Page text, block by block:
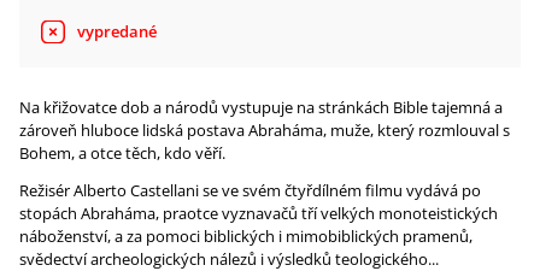
vypredané
Na křižovatce dob a národů vystupuje na stránkách Bible tajemná a
zároveň hluboce lidská postava Abraháma, muže, který rozmlouval s
Bohem, a otce těch, kdo věří.
Režisér Alberto Castellani se ve svém čtyřdílném filmu vydává po
stopách Abraháma, praotce vyznavačů tří velkých monoteistických
náboženství, a za pomoci biblických i mimobiblických pramenů,
svědectví archeologických nálezů i výsledků teologického...